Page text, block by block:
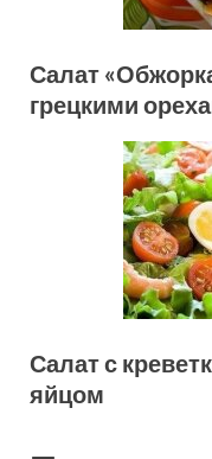
Салат
грецкими
Салат с
яйцом